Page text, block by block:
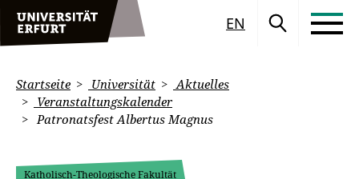
EN
Startseite Universität
Aktuelles
Veranstaltungskalender
Patronatsfest Albertus Magnus
Katholisch-Theologische Fakultät